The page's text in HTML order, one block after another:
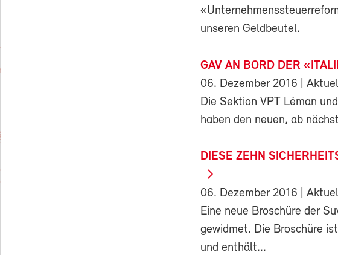
unseren Geldbeutel.
GAV AN BORD DER
06. Dezember 2016 |
Die Sektion VPT Léman
haben den neuen, ab
DIESE ZEHN
06. Dezember 2016 |
Eine neue Broschüre der
gewidmet. Die Broschüre
und enthält...